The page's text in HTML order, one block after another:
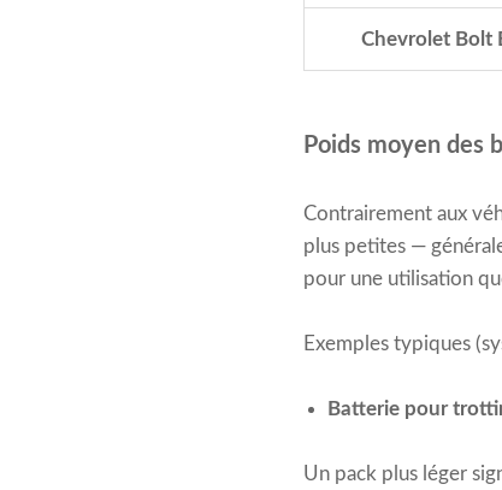
Chevrolet Bolt
Poids moyen des
Contrairement aux
plus petites —
pour une utilisation
Exemples typiques
Batterie pour
Un pack plus léger